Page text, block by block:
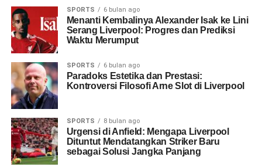
SPORTS 6 bulan ago
Menanti Kembalinya Alexander Isak ke Lini
Serang Liverpool: Progres dan Prediksi
Waktu Merumput
SPORTS 6 bulan ago
Paradoks Estetika dan Prestasi:
Kontroversi Filosofi Arne Slot di Liverpool
SPORTS 8 bulan ago
Urgensi di Anfield: Mengapa Liverpool
Dituntut Mendatangkan Striker Baru
sebagai Solusi Jangka Panjang